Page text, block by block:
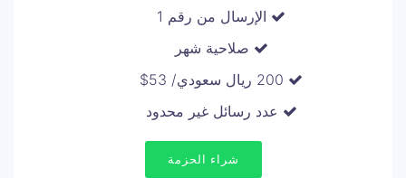
الإرسال من رقم 1
صلاحية شهر
عدد رسائل غير محدود
شراء الحزمة